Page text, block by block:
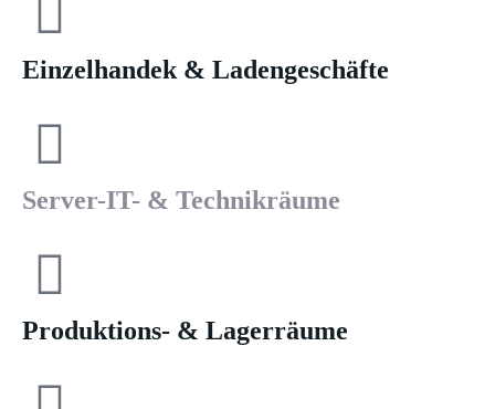
Einzelhandek & Ladengeschäfte
Server-IT- & Technikräume
Produktions- & Lagerräume
Ihre Angebotsanfrage in nur 3 Minuten